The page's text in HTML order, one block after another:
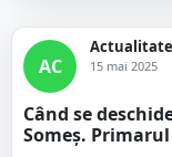
AC
Actualitate
15 mai 2025
Când se
Someș.